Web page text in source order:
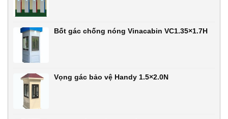
Bốt gác chống nóng Vinacabin VC1.35×1.7H
Vọng gác bảo vệ Handy 1.5×2.0N